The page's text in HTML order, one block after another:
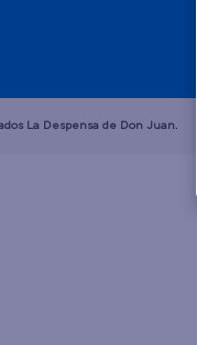
La Despensa de Don Juan.